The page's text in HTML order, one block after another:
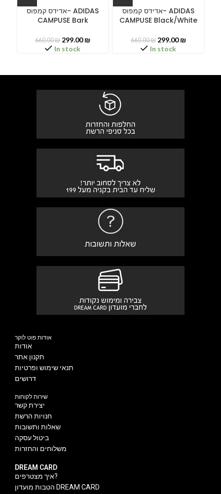
אדידס קמפוס- ADIDAS
CAMPUSE Bark
660.00₪ 299.00₪
In stock
אדידס קמפוס- ADIDAS
CAMPUSE Black/White
660.00₪ 299.00₪
In stock
אודות פוט לוקר
אודות
תקנון אתר
תנאי שימוש ופרטיות
דרושים
שירות לקוחות
יצירת קשר
חנויות הרשת
שאלות ותשובות
ביטול עסקה
משלוחים והחזרות
DREAM CARD
איך מצטרפים?
הטבות מועדון DREAM CARD